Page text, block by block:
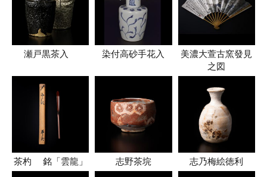
瀬戸黒茶入 染付高砂手花入
美濃大萱古窯發見
之図
茶杓 銘「雲龍」 志野茶垸 志乃梅絵徳利